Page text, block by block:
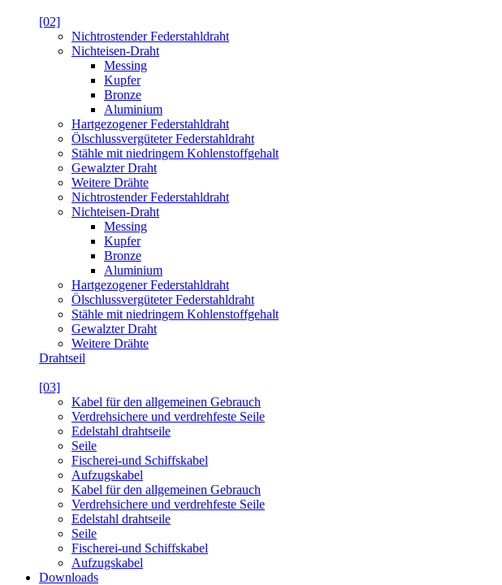
[02]
Nichtrostender Federstahldraht
Nichteisen-Draht
Messing
Kupfer
Bronze
Aluminium
Hartgezogener Federstahldraht
Ölschlussvergüteter Federstahldraht
Stähle mit niedringem Kohlenstoffgehalt
Gewalzter Draht
Weitere Drähte
Nichtrostender Federstahldraht
Nichteisen-Draht
Messing
Kupfer
Bronze
Aluminium
Hartgezogener Federstahldraht
Ölschlussvergüteter Federstahldraht
Stähle mit niedringem Kohlenstoffgehalt
Gewalzter Draht
Weitere Drähte
Drahtseil
[03]
Kabel für den allgemeinen Gebrauch
Verdrehsichere und verdrehfeste Seile
Edelstahl drahtseile
Seile
Fischerei-und Schiffskabel
Aufzugskabel
Kabel für den allgemeinen Gebrauch
Verdrehsichere und verdrehfeste Seile
Edelstahl drahtseile
Seile
Fischerei-und Schiffskabel
Aufzugskabel
Downloads